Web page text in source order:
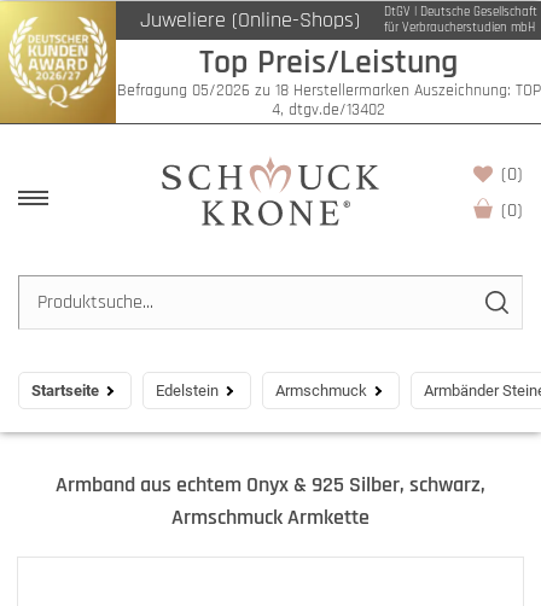
Juweliere (Online-Shops)
DtGV | Deutsche Gesellschaft
für Verbraucherstudien mbH
Top Preis/Leistung
Befragung 05/2026 zu 18 Herstellermarken Auszeichnung: TOP
4, dtgv.de/13402
(0)
(0)
Startseite Edelstein Armschmuck Armbänder
Armband aus echtem Onyx & 925 Silber, schwarz,
Armschmuck Armkette